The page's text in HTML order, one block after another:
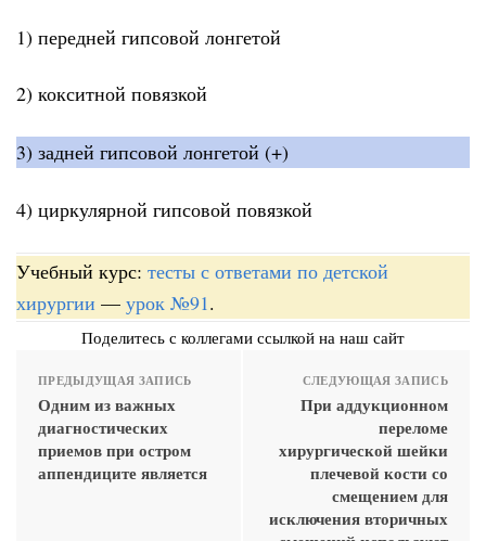
1) передней гипсовой лонгетой
2) кокситной повязкой
3) задней гипсовой лонгетой (+)
4) циркулярной гипсовой повязкой
Учебный курс: тесты с ответами по детской
хирургии — урок №91.
Поделитесь с коллегами ссылкой на наш сайт
ПРЕДЫДУЩАЯ ЗАПИСЬ
Одним из важных
диагностических
приемов при остром
аппендиците является
СЛЕДУЮЩАЯ ЗАПИСЬ
При аддукционном
переломе
хирургической шейки
плечевой кости со
смещением для
исключения вторичных